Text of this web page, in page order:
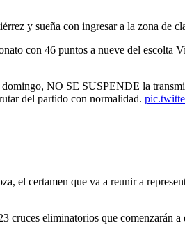
y sueña con ingresar a la zona de
con 46 puntos a nueve del escolta
NO SE SUSPENDE la
del partido con normalidad.
certamen que va a reunir a
cruces eliminatorios que comenzarán